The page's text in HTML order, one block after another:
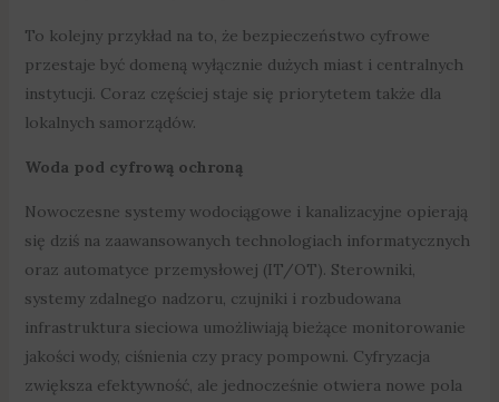
To kolejny przykład na to, że bezpieczeństwo cyfrowe
przestaje być domeną wyłącznie dużych miast i centralnych
instytucji. Coraz częściej staje się priorytetem także dla
lokalnych samorządów.
Woda pod cyfrową ochroną
Nowoczesne systemy wodociągowe i kanalizacyjne opierają
się dziś na zaawansowanych technologiach informatycznych
oraz automatyce przemysłowej (IT/OT). Sterowniki,
systemy zdalnego nadzoru, czujniki i rozbudowana
infrastruktura sieciowa umożliwiają bieżące monitorowanie
jakości wody, ciśnienia czy pracy pompowni. Cyfryzacja
zwiększa efektywność, ale jednocześnie otwiera nowe pola